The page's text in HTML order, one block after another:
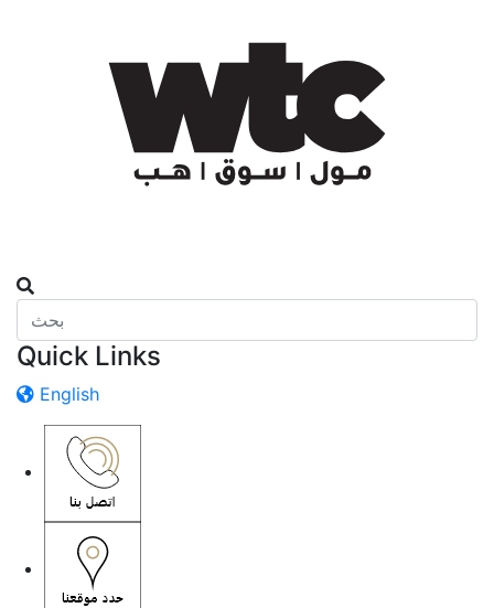
Quick Links
English